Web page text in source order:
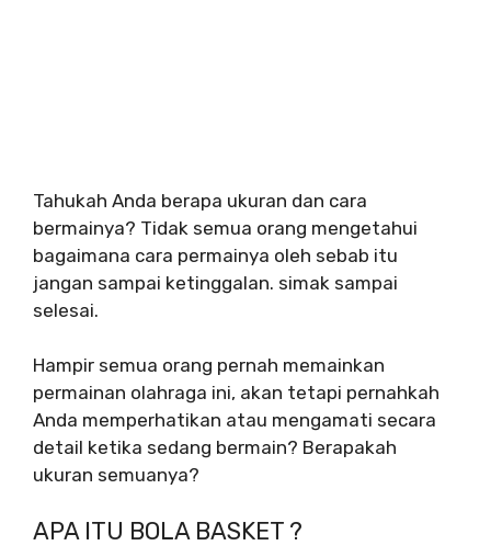
Tahukah Anda berapa ukuran dan cara
bermainya? Tidak semua orang mengetahui
bagaimana cara permainya oleh sebab itu
jangan sampai ketinggalan. simak sampai
selesai.
Hampir semua orang pernah memainkan
permainan olahraga ini, akan tetapi pernahkah
Anda memperhatikan atau mengamati secara
detail ketika sedang bermain? Berapakah
ukuran semuanya?
APA ITU BOLA BASKET ?